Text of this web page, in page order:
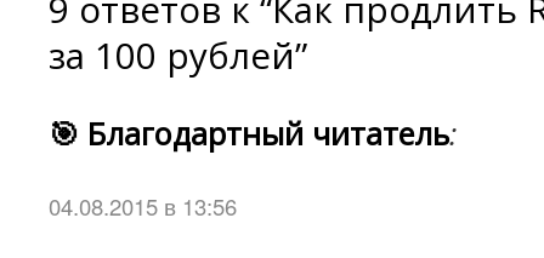
9 ответов к “Как продлить
за 100 рублей”
🎯 Благодартный читатель:
04.08.2015 в 13:56